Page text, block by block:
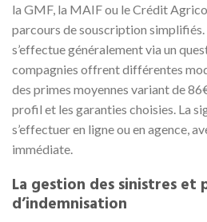
la GMF, la MAIF ou le Crédit
parcours de souscription simplifiés.
s’effectue généralement via un
compagnies offrent différentes
des primes moyennes variant de
profil et les garanties choisies. La
s’effectuer en ligne ou en agence,
immédiate.
La gestion des sinistres et
d’indemnisation